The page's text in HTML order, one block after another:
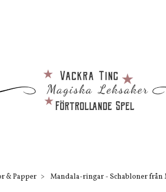
& Papper Mandala-ringar - Schabloner